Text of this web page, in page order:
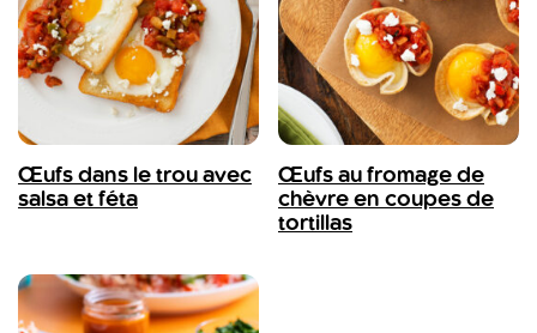
Œufs dans le trou avec
salsa et féta
Œufs au fromage de
chèvre en coupes de
tortillas